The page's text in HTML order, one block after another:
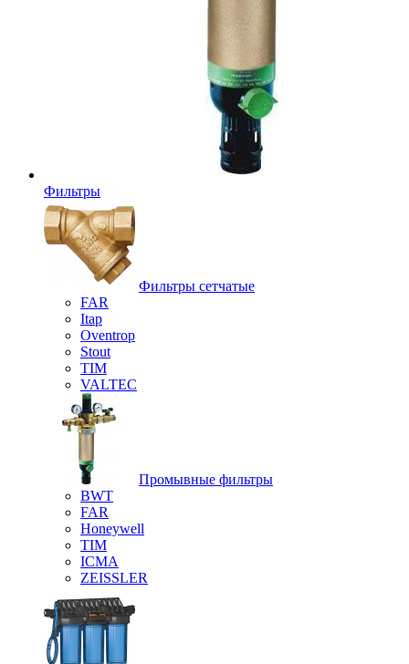
Фильтры
Фильтры сетчатые
FAR
Itap
Oventrop
Stout
TIM
VALTEC
Промывные фильтры
BWT
FAR
Honeywell
TIM
ICMA
ZEISSLER